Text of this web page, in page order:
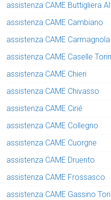
assistenza CAME Buttigliera
assistenza CAME Cambiano
assistenza CAME Carmagnola
assistenza CAME Caselle
assistenza CAME Chieri
assistenza CAME Chivasso
assistenza CAME Cirié
assistenza CAME Collegno
assistenza CAME Cuorgne
assistenza CAME Druento
assistenza CAME Frossasco
assistenza CAME Gassino